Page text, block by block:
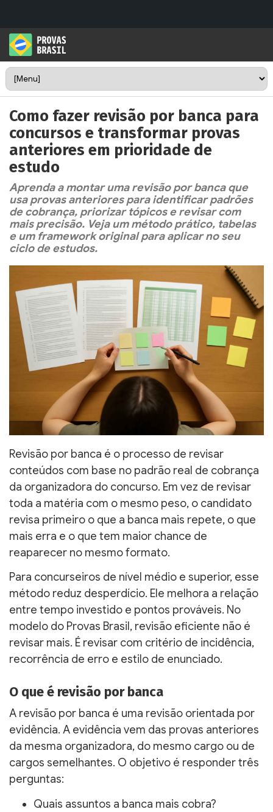
Como fazer revisão por banca para
concursos e transformar provas
anteriores em prioridade de
estudo
Aprenda a montar uma revisão por banca que
usa provas anteriores para identificar padrões
de cobrança, priorizar tópicos e revisar com
mais precisão. Veja um método prático, tabelas
e um framework original para aplicar no seu
ciclo de estudos.
Revisão por banca é o processo de revisar
conteúdos com base no padrão real de cobrança
da organizadora do concurso. Em vez de revisar
toda a matéria com o mesmo peso, o candidato
revisa primeiro o que a banca mais repete, o que
mais erra e o que tem maior chance de
reaparecer no mesmo formato.
Para concurseiros de nível médio e superior, esse
método reduz desperdício. Ele melhora a relação
entre tempo investido e pontos prováveis. No
modelo do Provas Brasil, revisão eficiente não é
revisar mais. É revisar com critério de incidência,
recorrência de erro e estilo de enunciado.
O que é revisão por banca
A revisão por banca é uma revisão orientada por
evidência. A evidência vem das provas anteriores
da mesma organizadora, do mesmo cargo ou de
cargos semelhantes. O objetivo é responder três
perguntas:
Quais assuntos a banca mais cobra?